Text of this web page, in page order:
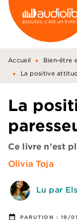
MENU
PIED DE PAGE
Accueil • Bien-être
• La positive
La
Ce livre n'est
Olivia Toja
Lu par
date_range PARUTION : 19/